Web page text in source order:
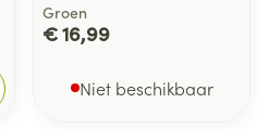
Groen
€ 16,99
Niet beschikbaar